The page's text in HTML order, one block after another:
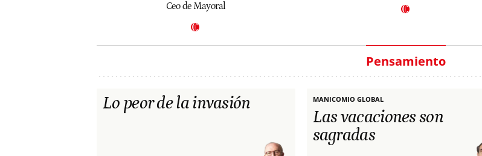
Ceo de Mayoral
Pensamiento
Lo peor de la invasión MANICOMIO GLOBAL
Las vacaciones son
sagradas